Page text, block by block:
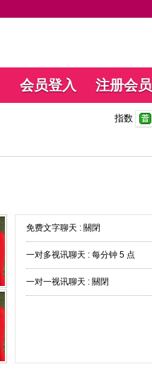
会员登入 注册会员
指数
免费文字聊天 : 關閉
一对多视讯聊天 : 每分钟 5 点
一对一视讯聊天 : 關閉